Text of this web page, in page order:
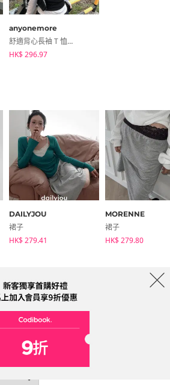
anyonemore
舒適背心長袖 T 恤套裝
HK$ 296.97
DAILYJOU
裙子
HK$ 279.41
MORENNE
裙子
HK$ 279.80
隱私權條款 運送信息
2-ro, Geumcheon-gu, Seoul
help@codibook.net